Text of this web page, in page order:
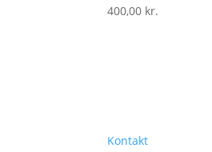
400,00 kr.
Kontakt